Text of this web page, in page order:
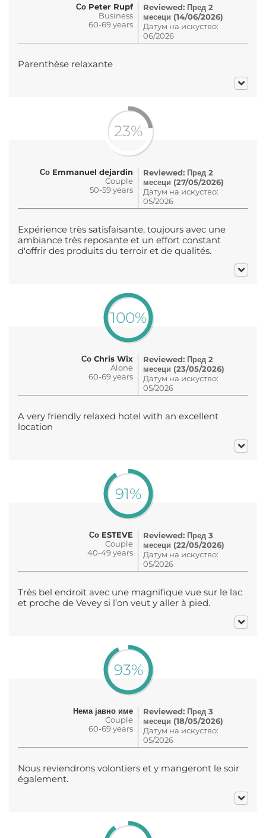
Со Peter Rupf
Business
60-69 years
Reviewed: Пред 2
месеци (14/06/2026)
Датум на искуство:
06/2026
Parenthèse relaxante
23%
Со Emmanuel dejardin
Couple
50-59 years
Reviewed: Пред 2
месеци (27/05/2026)
Датум на искуство:
05/2026
Expérience très satisfaisante, toujours avec une
ambiance très reposante et un effort constant
d'offrir des produits du terroir et de qualités.
100%
Со Chris Wix
Alone
60-69 years
Reviewed: Пред 2
месеци (23/05/2026)
Датум на искуство:
05/2026
A very friendly relaxed hotel with an excellent
location
91%
Со ESTEVE
Couple
40-49 years
Reviewed: Пред 3
месеци (22/05/2026)
Датум на искуство:
05/2026
Très bel endroit avec une magnifique vue sur le lac
et proche de Vevey si l’on veut y aller à pied.
93%
Нема јавно име
Couple
60-69 years
Reviewed: Пред 3
месеци (18/05/2026)
Датум на искуство:
05/2026
Nous reviendrons volontiers et y mangeront le soir
également.